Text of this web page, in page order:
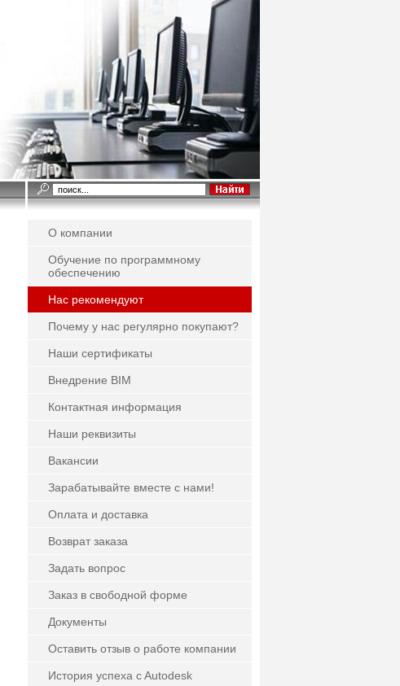
О компании
Обучение по программному
обеспечению
Нас рекомендуют
Почему у нас регулярно покупают?
Наши сертификаты
Внедрение BIM
Контактная информация
Наши реквизиты
Вакансии
Зарабатывайте вместе с нами!
Оплата и доставка
Возврат заказа
Задать вопрос
Заказ в свободной форме
Документы
Оставить отзыв о работе компании
История успеха c Autodesk